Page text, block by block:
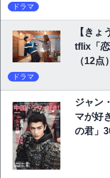
ドラマ
【きょ
tflix「
（12点
ドラマ
ジャン
マが好
の君」